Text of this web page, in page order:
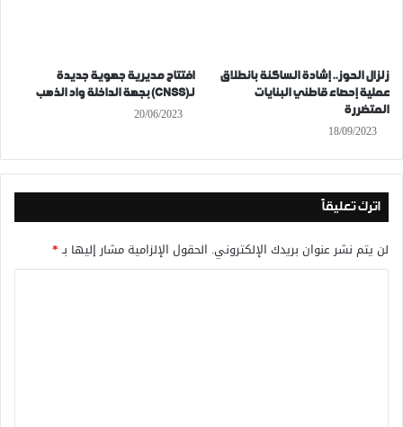
زلزال الحوز.. إشادة الساكنة بانطلاق
عملية إحصاء قاطني البنايات
المتضررة
18/09/2023
افتتاح مديرية جهوية جديدة
لـ(CNSS) بجهة الداخلة واد الذهب
20/06/2023
اترك تعليقاً
لن يتم نشر عنوان بريدك الإلكتروني. الحقول الإلزامية مشار إليها بـ*